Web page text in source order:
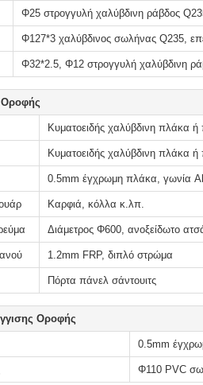
Φ25 στρογγυλή χαλύβδινη ράβδος
Φ127*3 χαλύβδινος σωλήνας Q235,
Φ32*2.5, Φ12 στρογγυλή χαλύβδινη
Οροφής
Κυματοειδής χαλύβδινη πλάκα
Κυματοειδής χαλύβδινη πλάκα
0.5mm έγχρωμη πλάκα, γωνία
Καρφιά, κόλλα κ.λπ.
Διάμετρος Φ600, ανοξείδωτο
1.2mm FRP, διπλό στρώμα
Πόρτα πάνελ σάντουιτς
Οροφής
0.5mm
Φ110 PVC